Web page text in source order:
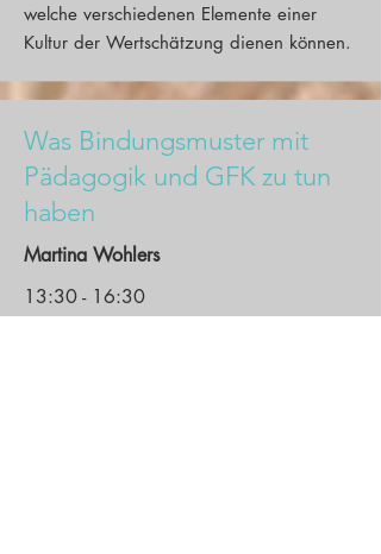
welche verschiedenen Elemente einer
Kultur der Wertschätzung dienen können.
Was Bindungsmuster mit
Pädagogik und GFK zu tun
haben
Martina Wohlers
13:30 - 16:30